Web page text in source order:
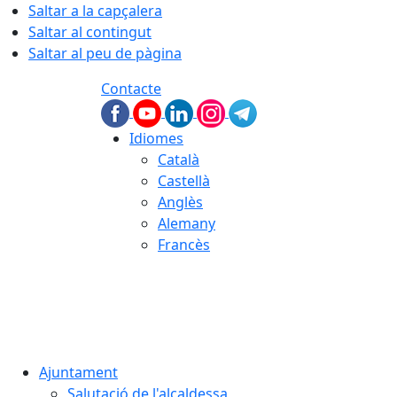
Saltar a la capçalera
Saltar al contingut
Saltar al peu de pàgina
Contacte
Idiomes
Català
Castellà
Anglès
Alemany
Francès
Ajuntament